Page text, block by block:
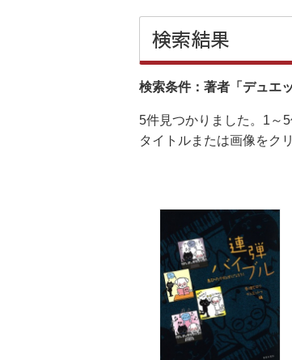
検索結果
検索条件：著者「デュエ
5件見つかりました。 1～
タイトルまたは画像をク